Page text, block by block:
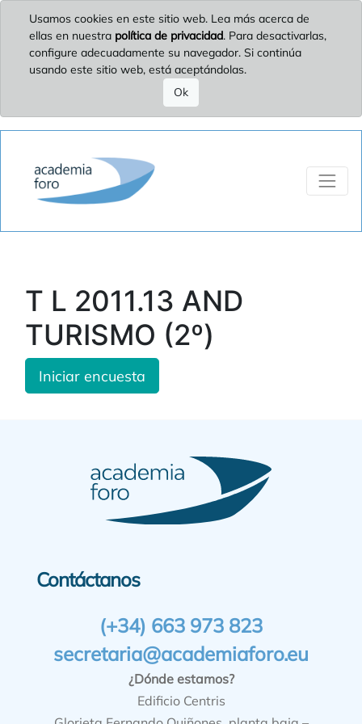
Usamos cookies en este sitio web. Lea más acerca de
ellas en nuestra política de privacidad. Para desactivarlas,
configure adecuadamente su navegador. Si continúa
usando este sitio web, está aceptándolas.
Ok
T L 2011.13 AND
TURISMO (2º)
Iniciar encuesta
Contáctanos
(+34) 663 973 823
secretaria@academiaforo.eu
¿Dónde estamos?
Edificio Centris